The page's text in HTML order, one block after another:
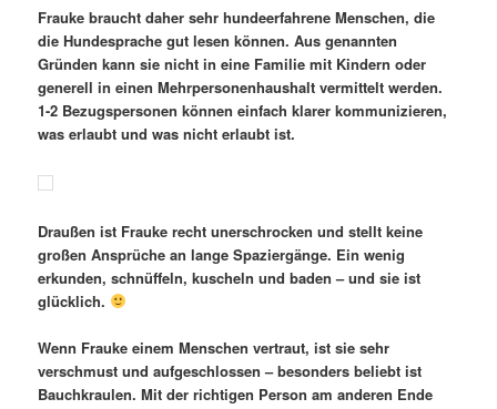
Frauke braucht daher sehr hundeerfahrene Menschen, die
die Hundesprache gut lesen können. Aus genannten
Gründen kann sie nicht in eine Familie mit Kindern oder
generell in einen Mehrpersonenhaushalt vermittelt werden.
1-2 Bezugspersonen können einfach klarer kommunizieren,
was erlaubt und was nicht erlaubt ist.
Draußen ist Frauke recht unerschrocken und stellt keine
großen Ansprüche an lange Spaziergänge. Ein wenig
erkunden, schnüffeln, kuscheln und baden – und sie ist
glücklich.
Wenn Frauke einem Menschen vertraut, ist sie sehr
verschmust und aufgeschlossen – besonders beliebt ist
Bauchkraulen. Mit der richtigen Person am anderen Ende